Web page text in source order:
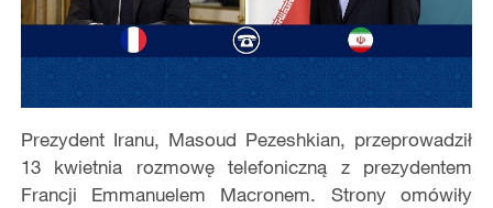
Prezydent Iranu, Masoud Pezeshkian, przeprowadził
13 kwietnia rozmowę telefoniczną z prezydentem
Francji Emmanuelem Macronem. Strony omówiły